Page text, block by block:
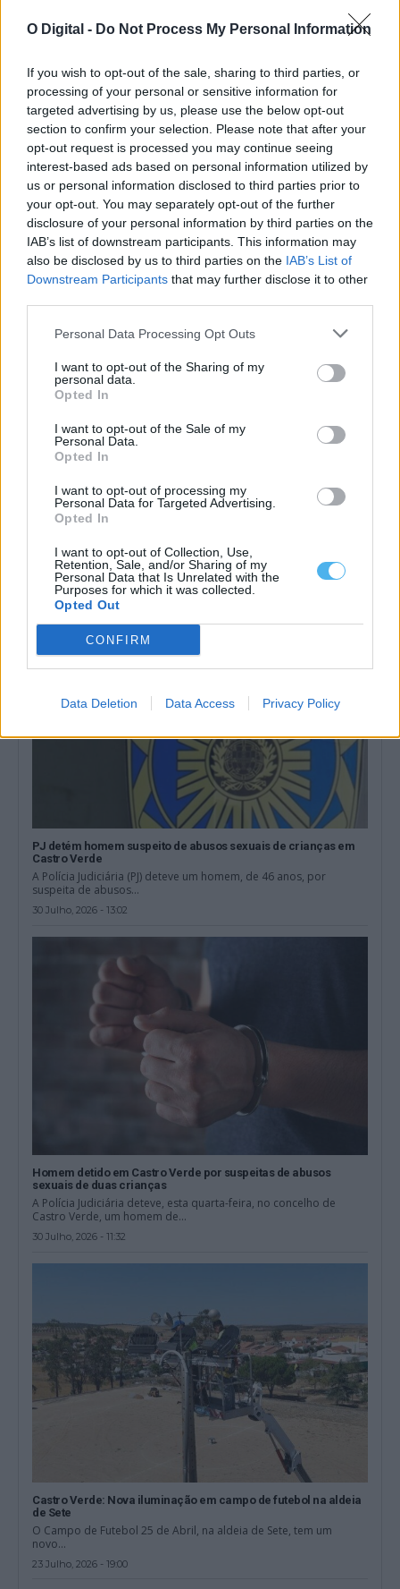
O Digital - Do Not Process My Personal Information
If you wish to opt-out of the sale, sharing to third parties, or
processing of your personal or sensitive information for
targeted advertising by us, please use the below opt-out
section to confirm your selection. Please note that after your
opt-out request is processed you may continue seeing
interest-based ads based on personal information utilized by
us or personal information disclosed to third parties prior to
your opt-out. You may separately opt-out of the further
disclosure of your personal information by third parties on the
IAB’s list of downstream participants. This information may
also be disclosed by us to third parties on the IAB’s List of
Downstream Participants that may further disclose it to other
Personal Data Processing Opt Outs
I want to opt-out of the Sharing of my
personal data.
Opted In
I want to opt-out of the Sale of my
Personal Data.
Opted In
I want to opt-out of processing my
Personal Data for Targeted Advertising.
Opted In
I want to opt-out of Collection, Use,
Retention, Sale, and/or Sharing of my
Personal Data that Is Unrelated with the
Purposes for which it was collected.
Opted Out
CONFIRM
Data Deletion Data Access Privacy Policy
Castro Verde: Incêndio mobiliza meios aéreos e cerca de uma
centena de operacionais
Um incêndio deflagrou na tarde desta terça-feira, dia 4 de
agosto, no Monte do...
4 Agosto, 2026 - 16:25
Prisão preventiva para suspeito de abusos sexuais de crianças
O homem detido pela Polícia Judiciária (PJ) por suspeitas de
abusos sexuais e maus-tratos...
31 Julho, 2026 - 14:21
PJ detém homem suspeito de abusos sexuais de crianças em
Castro Verde
A Polícia Judiciária (PJ) deteve um homem, de 46 anos, por
suspeita de abusos...
30 Julho, 2026 - 13:02
Homem detido em Castro Verde por suspeitas de abusos
sexuais de duas crianças
A Polícia Judiciária deteve, esta quarta-feira, no concelho de
Castro Verde, um homem de...
30 Julho, 2026 - 11:32
Castro Verde: Nova iluminação em campo de futebol na aldeia
de Sete
O Campo de Futebol 25 de Abril, na aldeia de Sete, tem um
novo...
23 Julho, 2026 - 19:00